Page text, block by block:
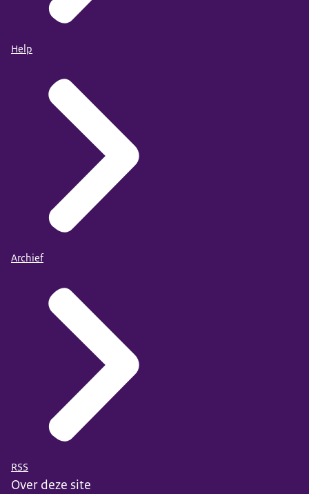
Help
Archief
RSS
Over deze site